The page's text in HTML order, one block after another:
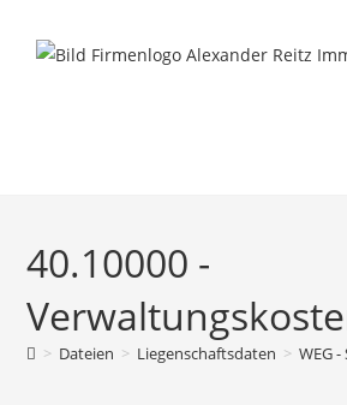
Inhalt
40.10000 -
> Dateien > Liegenschaftsdaten > WEG